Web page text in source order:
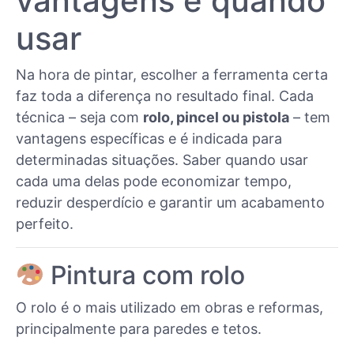
usar
Na hora de pintar, escolher a ferramenta certa
faz toda a diferença no resultado final. Cada
técnica – seja com rolo, pincel ou pistola – tem
vantagens específicas e é indicada para
determinadas situações. Saber quando usar
cada uma delas pode economizar tempo,
reduzir desperdício e garantir um acabamento
perfeito.
Pintura com rolo
O rolo é o mais utilizado em obras e reformas,
principalmente para paredes e tetos.